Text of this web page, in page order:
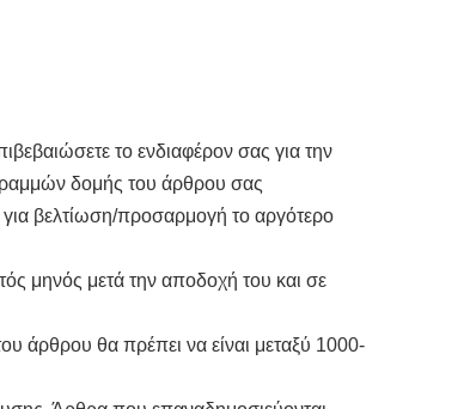
το ενδιαφέρον σας για την
δομής του άρθρου σας
για βελτίωση/προσαρμογή το αργότερο
μηνός μετά την αποδοχή του και σε
άρθρου θα πρέπει να είναι μεταξύ 1000-